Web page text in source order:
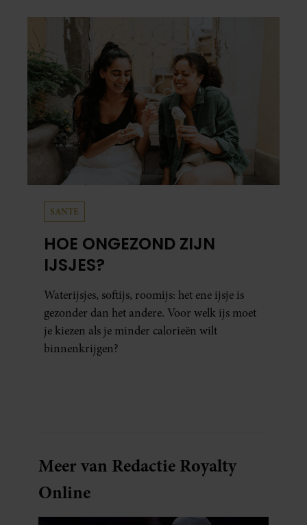
SANTE
HOE ONGEZOND ZIJN
IJSJES?
Waterijsjes, softijs, roomijs: het ene ijsje is
gezonder dan het andere. Voor welk ijs moet
je kiezen als je minder calorieën wilt
binnenkrijgen?
Meer van Redactie Royalty
Online